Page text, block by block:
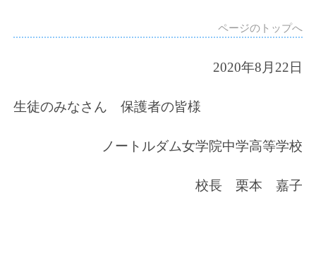
ページのトップへ
2020年8月22日
生徒のみなさん 保護者の皆様
ノートルダム女学院中学高等学校
校長 栗本 嘉子